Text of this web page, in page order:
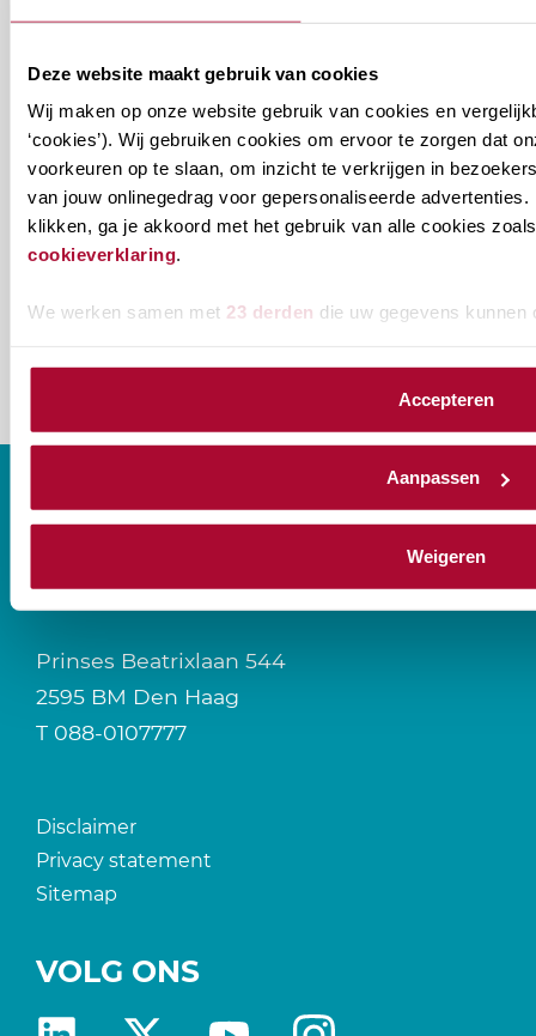
Deze website maakt gebruik van cookies
Wij maken op onze website gebruik van cookies en
‘cookies’). Wij gebruiken cookies om ervoor te zorgen dat
voorkeuren op te slaan, om inzicht te verkrijgen in
van jouw onlinegedrag voor gepersonaliseerde advertenties.
klikken, ga je akkoord met het gebruik van alle cookies
cookieverklaring.
We werken samen met 23 derden die uw gegevens kunnen
Accepteren
Aanpassen
Weigeren
E-mailadres*
naam@bedrijf.nl
nieuwsbrieven
zou
je
willen
ontvangen?
Verenigingsnieuws
CONTACT
Prinses Beatrixlaan 544
2595 BM Den Haag
T 088-0107777
Disclaimer
Privacy statement
Sitemap
VOLG ONS